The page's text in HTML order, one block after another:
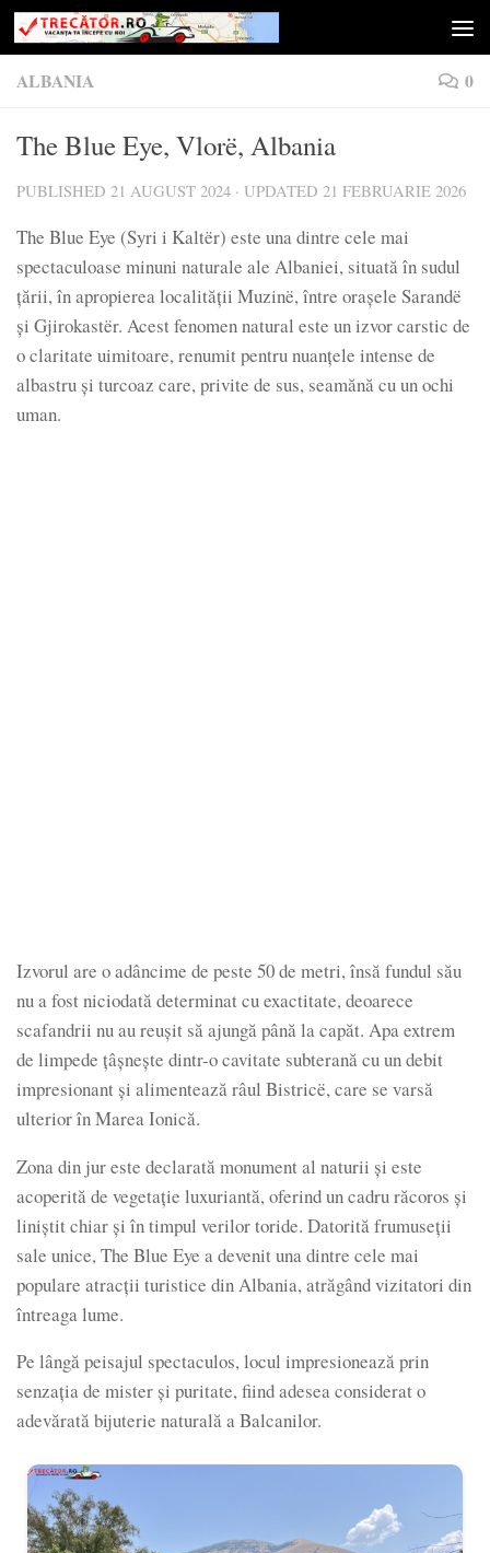
Skip to content
ALBANIA 0
The Blue Eye, Vlorë, Albania
PUBLISHED 21 AUGUST 2024 · UPDATED 21 FEBRUARIE 2026
The Blue Eye (Syri i Kaltër) este una dintre cele mai
spectaculoase minuni naturale ale Albaniei, situată în sudul
țării, în apropierea localității Muzinë, între orașele Sarandë
și Gjirokastër. Acest fenomen natural este un izvor carstic de
o claritate uimitoare, renumit pentru nuanțele intense de
albastru și turcoaz care, privite de sus, seamănă cu un ochi
uman.
Izvorul are o adâncime de peste 50 de metri, însă fundul său
nu a fost niciodată determinat cu exactitate, deoarece
scafandrii nu au reușit să ajungă până la capăt. Apa extrem
de limpede țâșnește dintr-o cavitate subterană cu un debit
impresionant și alimentează râul Bistricë, care se varsă
ulterior în Marea Ionică.
Zona din jur este declarată monument al naturii și este
acoperită de vegetație luxuriantă, oferind un cadru răcoros și
liniștit chiar și în timpul verilor toride. Datorită frumuseții
sale unice, The Blue Eye a devenit una dintre cele mai
populare atracții turistice din Albania, atrăgând vizitatori din
întreaga lume.
Pe lângă peisajul spectaculos, locul impresionează prin
senzația de mister și puritate, fiind adesea considerat o
adevărată bijuterie naturală a Balcanilor.